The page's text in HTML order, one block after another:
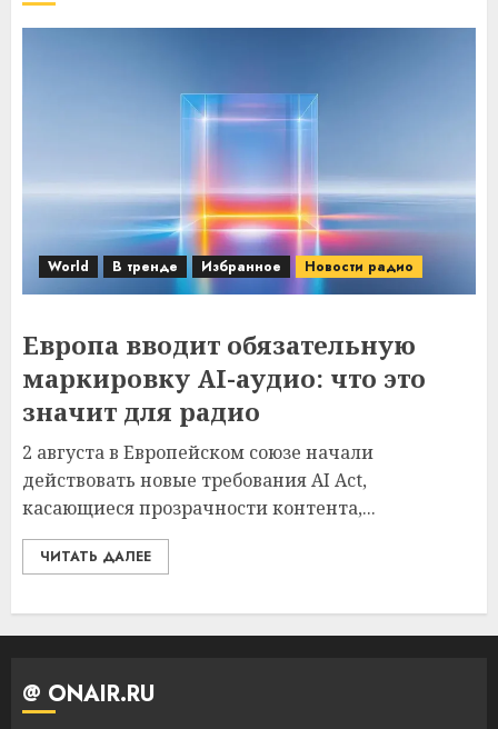
World В тренде Избранное Новости радио
Европа вводит обязательную
маркировку AI-аудио: что это
значит для радио
2 августа в Европейском союзе начали
действовать новые требования AI Act,
касающиеся прозрачности контента,...
ЧИТАТЬ ДАЛЕЕ
@ ONAIR.RU